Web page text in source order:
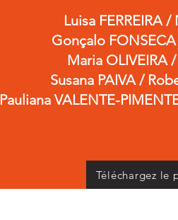
Luisa FERREIRA
Gonçalo
Maria OLIVEIRA
Susana PAIVA /
Pauliana VALENTE-
Téléchargez le